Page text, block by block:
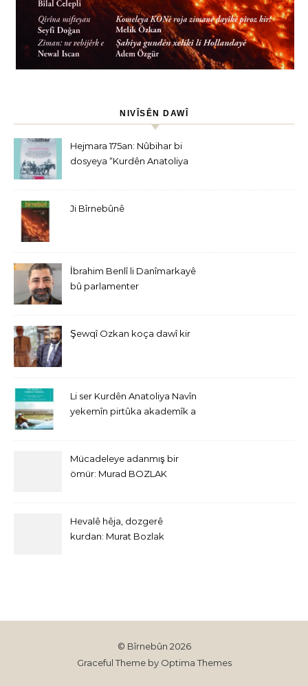
NIVÎSÊN DAWÎ
Hejmara 175an: Nûbihar bi
dosyeya “Kurdên Anatoliya
Ji Bîrnebûnê
İbrahim Benlî li Danîmarkayê
bû parlamenter
Şewqî Ozkan koça dawî kir
Li ser Kurdên Anatoliya Navîn
yekemîn pirtûka akademîk a
Mücadeleye adanmış bir
ömür: Murad BOZLAK
Hevalê hêja, dozgerê
kurdan: Murat Bozlak
© Bîrnebûn 2026
Graceful Theme by Optima Themes